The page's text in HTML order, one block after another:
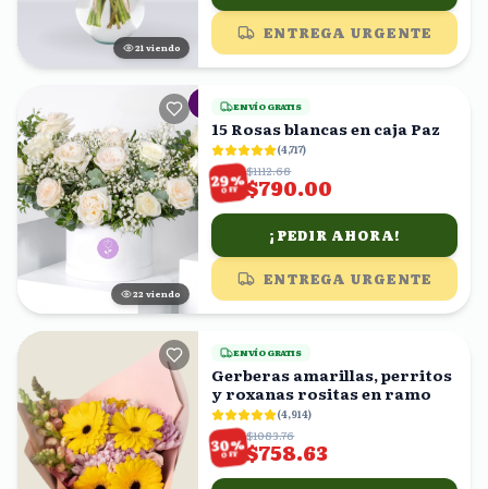
22 viendo
ENTREGA URGENTE
22 viendo
ENVÍO GRATIS
15 Rosas blancas en caja Paz
(4,717)
29%
OFF
$1112.68
$790.00
¡PEDIR AHORA!
ENTREGA URGENTE
ENVÍO GRATIS
Gerberas amarillas, perritos
y roxanas rositas en ramo
(4,914)
30%
OFF
$1083.76
$758.63